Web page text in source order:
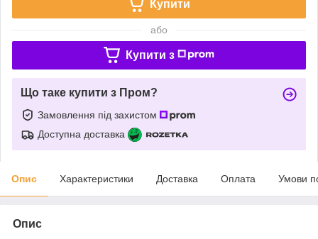
Купити
або
Купити з
Що таке купити з Пром?
Замовлення під захистом
Доступна доставка
Опис Характеристики Доставка Оплата Умови
Опис